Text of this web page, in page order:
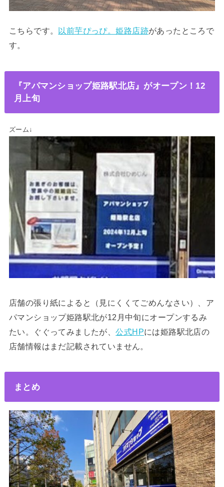
こちらです。 以前芋ぴっぴ。姫路店跡があったところで
す。
『アパマンショップ姫路駅北店』がオープン！12
月上旬
ズーム↓
店舗の張り紙によると（見にくくてごめんなさい）、ア
パマンショップ姫路駅北が12月中旬にオープンするみ
たい。ぐぐってみましたが、公式HPには姫路駅北店の
店舗情報はまだ記載されていません。
まとめ